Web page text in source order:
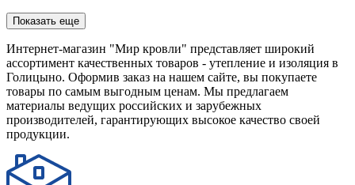
Показать еще
Интернет-магазин "Мир кровли" представляет широкий
ассортимент качественных товаров - утепление и изоляция в
Голицыно. Оформив заказ на нашем сайте, вы покупаете
товары по самым выгодным ценам. Мы предлагаем
материалы ведущих российских и зарубежных
производителей, гарантирующих высокое качество своей
продукции.